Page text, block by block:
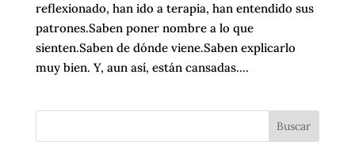
reflexionado, han ido a terapia, han entendido sus
patrones.Saben poner nombre a lo que
sienten.Saben de dónde viene.Saben explicarlo
muy bien. Y, aun así, están cansadas....